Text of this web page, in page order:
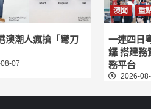
澳潮人瘋搶「彎刀
07
澳聞 重
一連四日
鑼 搭建務
務平台
2026-